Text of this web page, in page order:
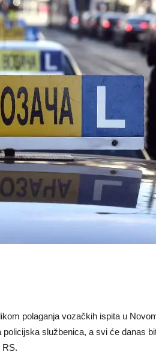
polaganja vozačkih ispita u
službenica, a svi će danas
RS.